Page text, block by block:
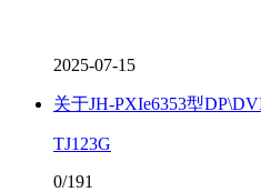
2025-07-15
关于JH-PXIe6353型
TJ123G
0/191